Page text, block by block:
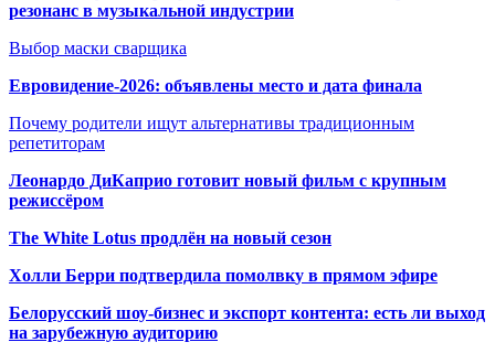
резонанс в музыкальной индустрии
Выбор маски сварщика
Евровидение-2026: объявлены место и дата финала
Почему родители ищут альтернативы традиционным
репетиторам
Леонардо ДиКаприо готовит новый фильм с крупным
режиссёром
The White Lotus продлён на новый сезон
Холли Берри подтвердила помолвку в прямом эфире
Белорусский шоу-бизнес и экспорт контента: есть ли выход
на зарубежную аудиторию